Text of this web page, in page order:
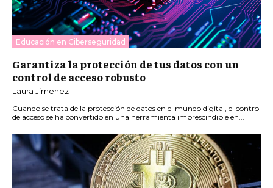
Educación en Ciberseguridad
Garantiza la protección de tus datos con un
control de acceso robusto
Laura Jimenez
Cuando se trata de la protección de datos en el mundo digital, el control
de acceso se ha convertido en una herramienta imprescindible en...